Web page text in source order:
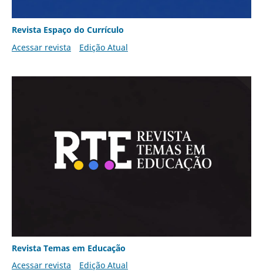
Revista Espaço do Currículo
Acessar revista
Edição Atual
Revista Temas em Educação
Acessar revista
Edição Atual